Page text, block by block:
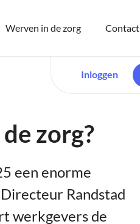
Werven in de zorg Contact
Inloggen
zorg?
een enorme
Randstad
werkgevers de